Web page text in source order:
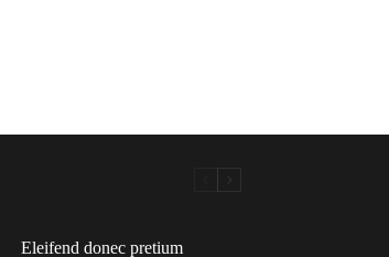
Eleifend donec pretium